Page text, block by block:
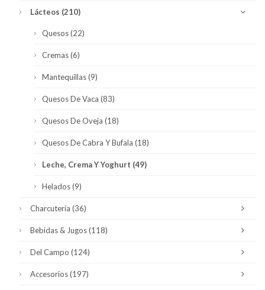
Lácteos (210)
Quesos(22)
Cremas(6)
Mantequillas(9)
Quesos De Vaca (83)
Quesos De Oveja (18)
Quesos De Cabra Y Bufala (18)
Leche, Crema Y Yoghurt (49)
Helados(9)
Charcutería (36)
Bebidas & Jugos(118)
Del Campo (124)
Accesorios(197)